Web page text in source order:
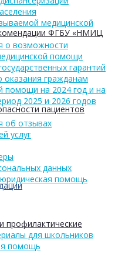
ФГБУ «НМИЦ
пациентов
профилактические
медицинской
о возможности
помощи
гарантий
оказания гражданам
помощи на 2024 год и на
2025 и 2026 годов
об отзывах
услуг
данных
помощь
для школьников
помощь